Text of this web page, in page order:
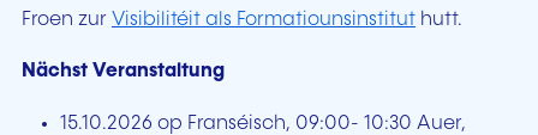
Froen zur Visibilitéit als Formatiounsinstitut hutt.
Nächst Veranstaltung
15.10.2026 op Franséisch, 09:00- 10:30 Auer,